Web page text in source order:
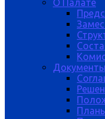
О Палате
Документы